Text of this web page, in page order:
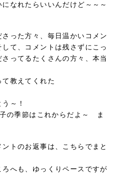
なれたらいいんだけど～～～
った方々、毎日温かいコメン
て、コメントは残さずにこっ
ってるたくさんの方々、本当
教えてくれた
～！
の季節はこれからだよ～ ま
トのお返事は、こちらでまと
へも、ゆっくりペースですが